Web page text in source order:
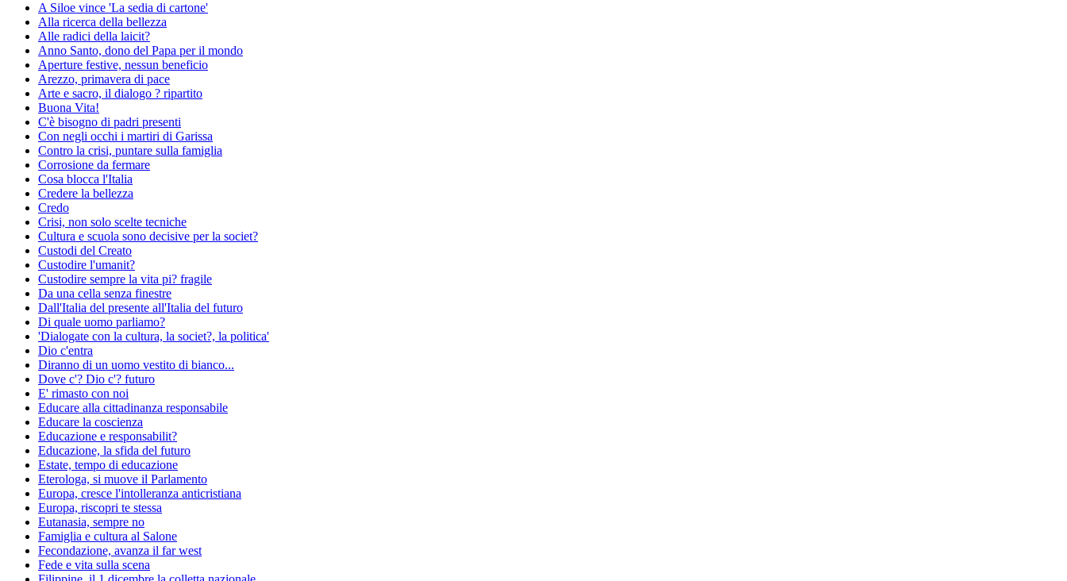
A Siloe vince 'La sedia di cartone'
Alla ricerca della bellezza
Alle radici della laicit?
Anno Santo, dono del Papa per il mondo
Aperture festive, nessun beneficio
Arezzo, primavera di pace
Arte e sacro, il dialogo ? ripartito
Buona Vita!
C'è bisogno di padri presenti
Con negli occhi i martiri di Garissa
Contro la crisi, puntare sulla famiglia
Corrosione da fermare
Cosa blocca l'Italia
Credere la bellezza
Credo
Crisi, non solo scelte tecniche
Cultura e scuola sono decisive per la societ?
Custodi del Creato
Custodire l'umanit?
Custodire sempre la vita pi? fragile
Da una cella senza finestre
Dall'Italia del presente all'Italia del futuro
Di quale uomo parliamo?
'Dialogate con la cultura, la societ?, la politica'
Dio c'entra
Diranno di un uomo vestito di bianco...
Dove c'? Dio c'? futuro
E' rimasto con noi
Educare alla cittadinanza responsabile
Educare la coscienza
Educazione e responsabilit?
Educazione, la sfida del futuro
Estate, tempo di educazione
Eterologa, si muove il Parlamento
Europa, cresce l'intolleranza anticristiana
Europa, riscopri te stessa
Eutanasia, sempre no
Famiglia e cultura al Salone
Fecondazione, avanza il far west
Fede e vita sulla scena